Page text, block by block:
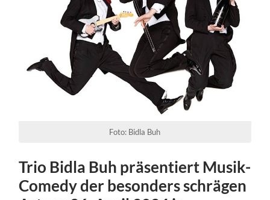
Foto: Bidla Buh
Trio Bidla Buh präsentiert Musik-
Comedy der besonders schrägen